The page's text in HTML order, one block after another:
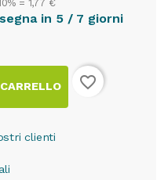
= 1,77 €
in 5 / 7 giorni
favorite_border
clienti